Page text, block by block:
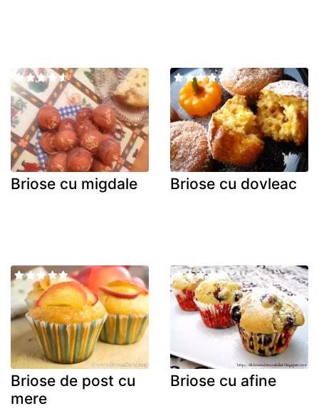
Briose cu migdale Briose cu dovleac
Briose de post cu
mere
Briose cu afine